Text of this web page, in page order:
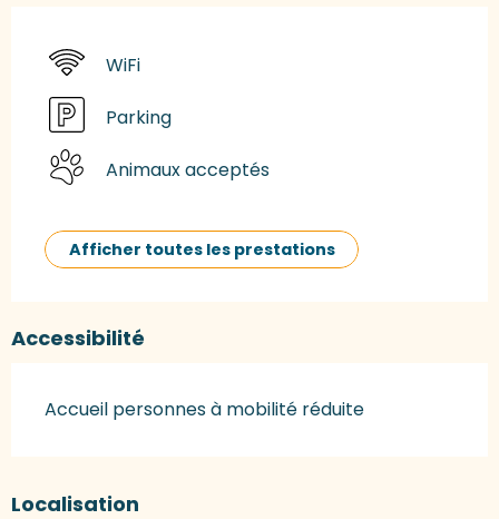
WiFi
Parking
Animaux acceptés
Afficher toutes les prestations
Accessibilité
Accueil personnes à mobilité réduite
Localisation